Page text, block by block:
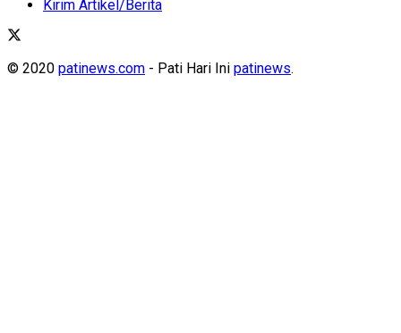
Kirim Artikel/Berita
© 2020 patinews.com - Pati Hari Ini patinews.